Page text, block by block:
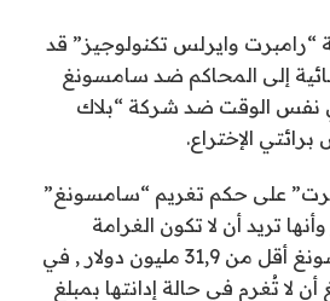
“رامبرت وايرلس تكنولوجيز” قد
إلى المحاكم ضد سامسونغ
2013, و في نفس الوقت ضد شركة “بلاك
الإختراع.
على حكم تغريم “سامسونغ”
وأنها تريد أن لا تكون الغرامة
المفروضة على سامسونغ أقل من 31,9 مليون دولار , في
لا تُغرم في حالة إدانتها بمبلغ